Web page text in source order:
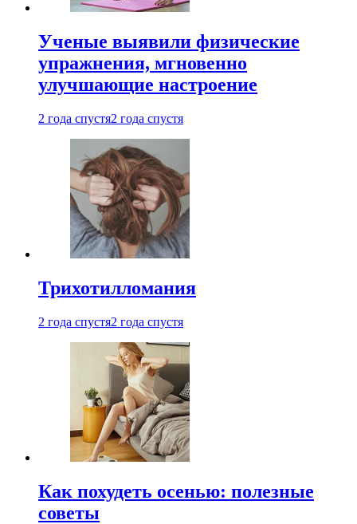
Ученые выявили физические
упражнения, мгновенно
улучшающие настроение
2 года спустя2 года спустя
Трихотилломания
2 года спустя2 года спустя
Как похудеть осенью: полезные
советы